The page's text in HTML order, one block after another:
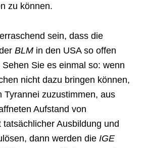
zu können.
sein, dass die
BLM in den USA so offen
Sie es einmal so: wenn
nicht dazu bringen können,
Tyrannei zuzustimmen, aus
Aufstand von
tatsächlicher Ausbildung und
dann werden die IGE